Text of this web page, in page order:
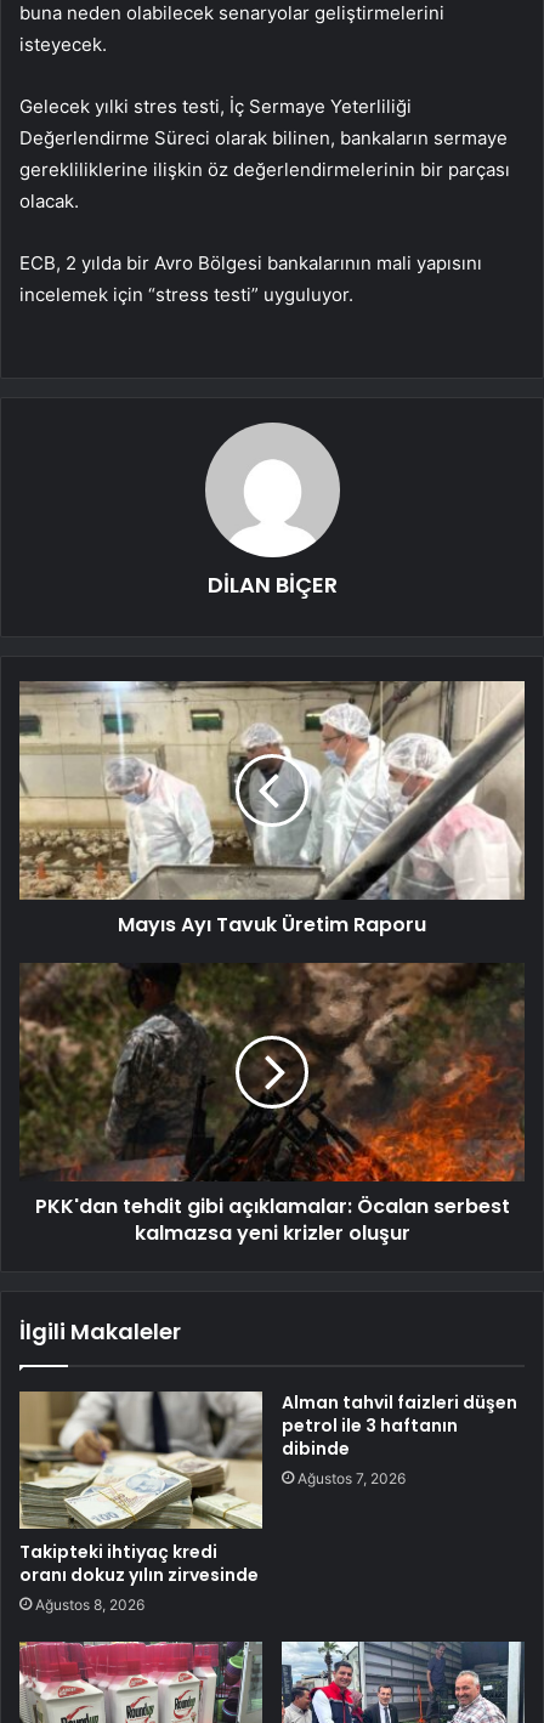
buna neden olabilecek senaryolar geliştirmelerini
isteyecek.
Gelecek yılki stres testi, İç Sermaye Yeterliliği
Değerlendirme Süreci olarak bilinen, bankaların sermaye
gerekliliklerine ilişkin öz değerlendirmelerinin bir parçası
olacak.
ECB, 2 yılda bir Avro Bölgesi bankalarının mali yapısını
incelemek için “stress testi” uyguluyor.
DİLAN BİÇER
Mayıs Ayı Tavuk Üretim Raporu
PKK'dan tehdit gibi açıklamalar: Öcalan serbest
kalmazsa yeni krizler oluşur
İlgili Makaleler
Takipteki ihtiyaç kredi
oranı dokuz yılın zirvesinde
Ağustos 8, 2026
Alman tahvil faizleri düşen
petrol ile 3 haftanın
dibinde
Ağustos 7, 2026